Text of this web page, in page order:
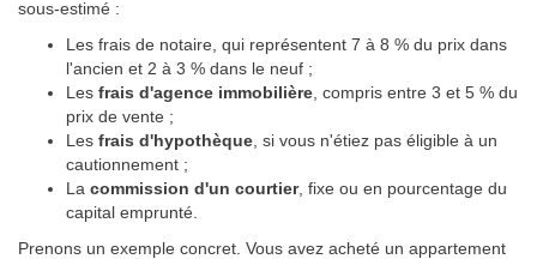
sous-estimé :
Les frais de notaire, qui représentent 7 à 8 % du prix dans
l'ancien et 2 à 3 % dans le neuf ;
Les frais d'agence immobilière , compris entre 3 et 5 % du
prix de vente ;
Les frais d'hypothèque , si vous n'étiez pas éligible à un
cautionnement ;
La commission d'un courtier, fixe ou en pourcentage du
capital emprunté.
Prenons un exemple concret. Vous avez acheté un appartement